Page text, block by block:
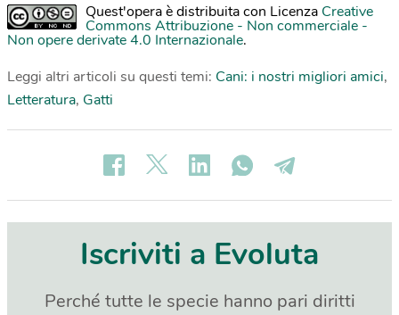
Quest'opera è distribuita con Licenza Creative
Commons Attribuzione - Non commerciale -
Non opere derivate 4.0 Internazionale.
Leggi altri articoli su questi temi: Cani: i nostri migliori amici,
Letteratura, Gatti
Iscriviti a Evoluta
Perché tutte le specie hanno pari diritti